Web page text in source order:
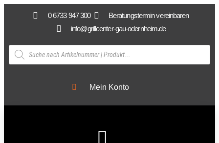
0 6733 947 300
Beratungstermin vereinbaren
info@grillcenter-gau-odernheim.de
Mein Konto